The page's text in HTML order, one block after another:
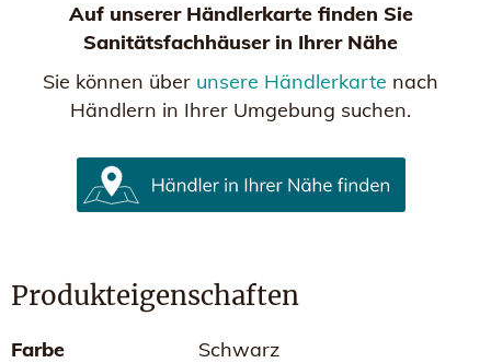
Auf unserer Händlerkarte finden Sie
Sanitätsfachhäuser in Ihrer Nähe
Sie können über unsere Händlerkarte nach
Händlern in Ihrer Umgebung suchen.
Produkteigenschaften
Farbe
Schwarz